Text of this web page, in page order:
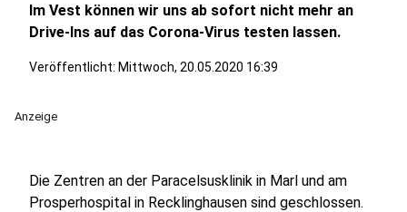
Im Vest können wir uns ab sofort nicht mehr an
Drive-Ins auf das Corona-Virus testen lassen.
Veröffentlicht: Mittwoch, 20.05.2020 16:39
Anzeige
Die Zentren an der Paracelsusklinik in Marl und am
Prosperhospital in Recklinghausen sind geschlossen.